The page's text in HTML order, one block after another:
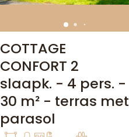
COTTAGE
CONFORT 2
slaapk. - 4 pers. -
30 m² - terras met
parasol